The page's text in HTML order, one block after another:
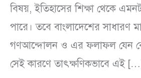
বিষয়, ইতিহাসের শিক্ষা থেকে
পারে। তবে বাংলাদেশের সাধারণ
গণআন্দোলন ও এর ফলাফল যেন
সেই কারণে তাৎক্ষণিকভাবে এই